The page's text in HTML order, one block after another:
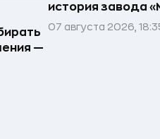
—
история завода
07 августа 2026,